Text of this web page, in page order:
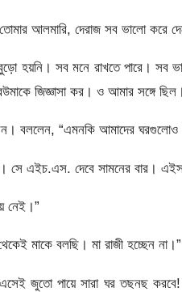
আলমারি, দেরাজ সব ভালো করে
হয়নি। সব মনে রাখতে পারে। সব
জিজ্ঞাসা কর। ও আমার সঙ্গে
বললেন, “এমনকি আমাদের
সে এইচ.এস. দেবে সামনের বার।
নেই।”
মাকে বলছি। মা রাজী হচ্ছেন না।”
জুতো পায়ে সারা ঘর তছনছ